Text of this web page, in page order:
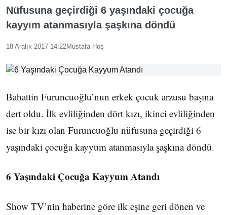
Nüfusuna geçirdiği 6 yaşındaki çocuğa
kayyım atanmasıyla şaşkına döndü
18 Aralık 2017 14:22Mustafa Hoş
Bahattin Furuncuoğlu’nun erkek çocuk arzusu başına
dert oldu. İlk evliliğinden dört kızı, ikinci evliliğinden
ise bir kızı olan Furuncuoğlu nüfusuna geçirdiği 6
yaşındaki çocuğa kayyum atanmasıyla şaşkına döndü.
6 Yaşındaki Çocuğa Kayyum Atandı
Show TV’nin haberine göre ilk eşine geri dönen ve